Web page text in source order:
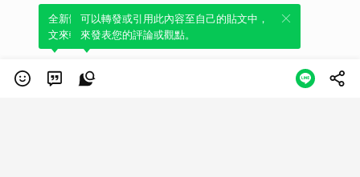
全新體驗！一鍵引用此內容，透過發布貼
文來輕鬆表達個人立場。
可以轉發或引用此內容至自己的貼文中，
來發表您的評論或觀點。